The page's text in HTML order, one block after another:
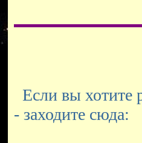
Если вы хотите
- заходите сюда: